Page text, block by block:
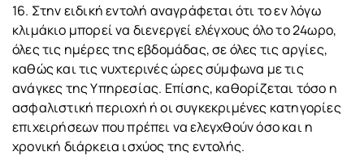
16. Στην ειδική εντολή αναγράφεται ότι το εν λόγω
κλιμάκιο μπορεί να διενεργεί ελέγχους όλο το 24ωρο,
όλες τις ημέρες της εβδομάδας, σε όλες τις αργίες,
καθώς και τις νυχτερινές ώρες σύμφωνα με τις
ανάγκες της Υπηρεσίας. Επίσης, καθορίζεται τόσο η
ασφαλιστική περιοχή ή οι συγκεκριμένες κατηγορίες
επιχειρήσεων που πρέπει να ελεγχθούν όσο και η
χρονική διάρκεια ισχύος της εντολής.